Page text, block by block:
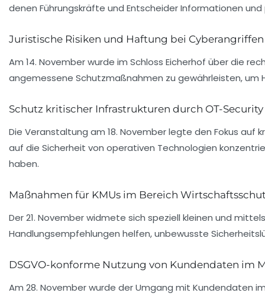
denen Führungskräfte und Entscheider Informationen
Juristische Risiken und Haftung bei Cyberangriffen
Am 14. November wurde im Schloss Eicherhof über die
angemessene Schutzmaßnahmen zu gewährleisten, um
Schutz kritischer Infrastrukturen durch OT-Security
Die Veranstaltung am 18. November legte den Fokus auf
auf die Sicherheit von operativen Technologien
haben.
Maßnahmen für KMUs im Bereich
Der 21. November widmete sich speziell kleinen und
Handlungsempfehlungen helfen, unbewusste
DSGVO-konforme Nutzung von Kundendaten im
Am 28. November wurde der Umgang mit Kundendaten